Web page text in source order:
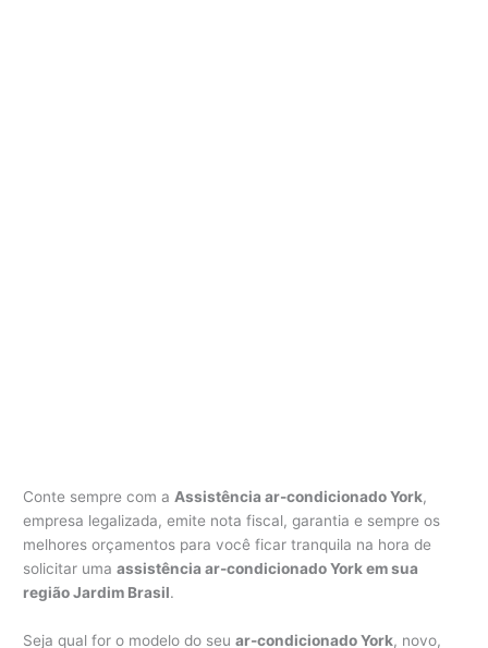
Conte sempre com a Assistência ar-condicionado York,
empresa legalizada, emite nota fiscal, garantia e sempre os
melhores orçamentos para você ficar tranquila na hora de
solicitar umaassistência ar-condicionado York em sua
região Jardim Brasil.
Seja qual for o modelo do seuar-condicionado York, novo,